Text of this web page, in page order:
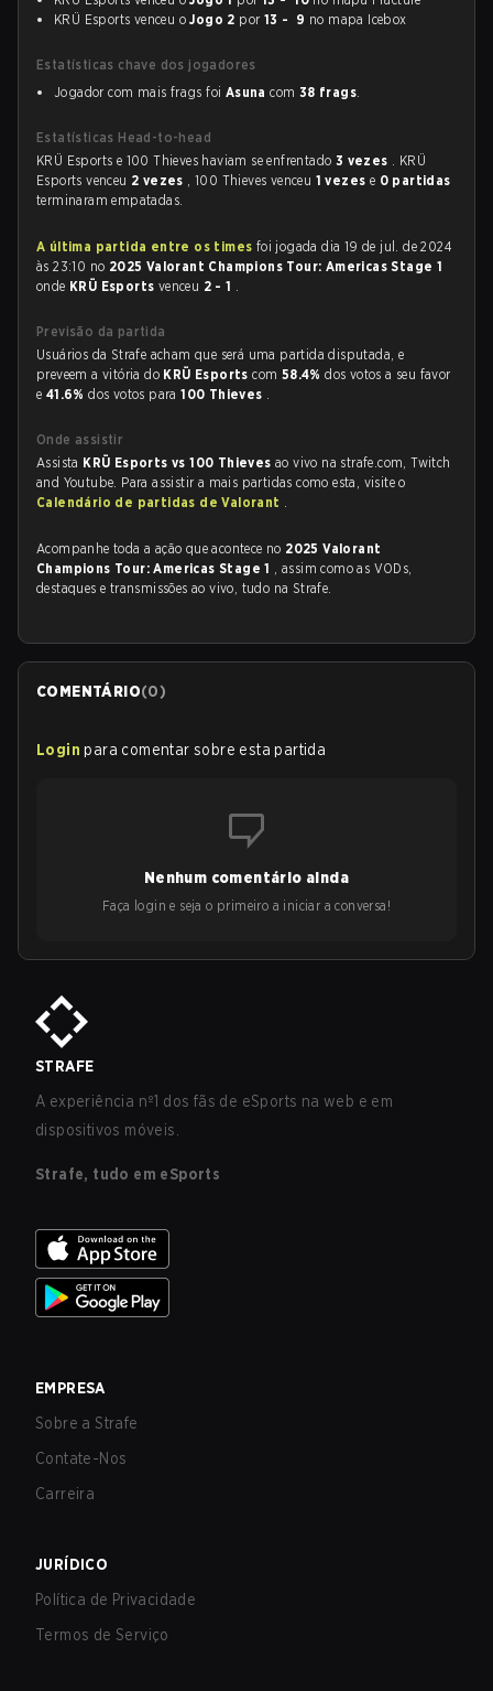
KRÜ Esports venceu oJogo 2 por 13 - 9 no mapa Icebox
Estatísticas chave dos jogadores
Jogador com mais frags foi Asuna com 38 frags.
Estatísticas Head-to-head
KRÜ Esports e 100 Thieves haviam se enfrentado 3 vezes . KRÜ
Esports venceu 2 vezes , 100 Thieves venceu 1 vezes e 0 partidas
terminaram empatadas.
A última partida entre os times foi jogada dia 19 de jul. de 2024
às 23:10 no 2025 Valorant Champions Tour: Americas Stage 1
onde KRÜ Esports venceu 2 - 1 .
Previsão da partida
Usuários da Strafe acham que será uma partida disputada, e
preveem a vitória do KRÜ Esportscom 58.4%dos votos a seu favor
e 41.6%dos votos para100 Thieves .
Onde assistir
Assista KRÜ Esports vs 100 Thievesao vivo na strafe.com, Twitch
and Youtube. Para assistir a mais partidas como esta, visite o
Calendário de partidas de Valorant .
Acompanhe toda a ação que acontece no 2025 Valorant
Champions Tour: Americas Stage 1 , assim como as VODs,
destaques e transmissões ao vivo, tudo na Strafe.
COMENTÁRIO(0)
Login para comentar sobre esta partida
Nenhum comentário ainda
Faça login e seja o primeiro a iniciar a conversa!
STRAFE
A experiência nº1 dos fãs de eSports na web e em
dispositivos móveis.
Strafe, tudo em eSports
EMPRESA
Sobre a Strafe
Contate-Nos
Carreira
JURÍDICO
Política de Privacidade
Termos de Serviço